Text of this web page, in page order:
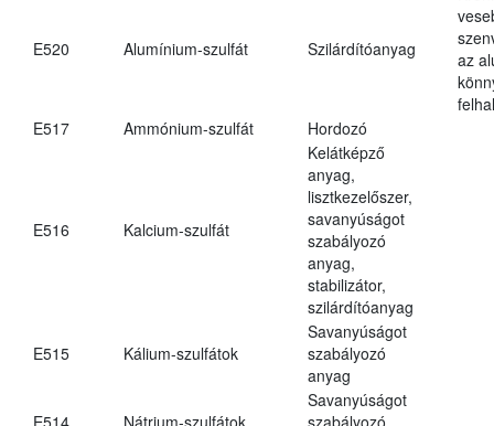
E520 Alumínium-szulfát Szilárdítóanyag
az
E517
Ammónium-szulfát Hordozó
E516 Kalcium-szulfát
Kelátképző
anyag,
lisztkezelőszer,
savanyúságot
szabályozó
anyag,
stabilizátor,
szilárdítóanyag
E515 Kálium-szulfátok
Savanyúságot
szabályozó
anyag
E514 Nátrium-szulfátok
Savanyúságot
szabályozó